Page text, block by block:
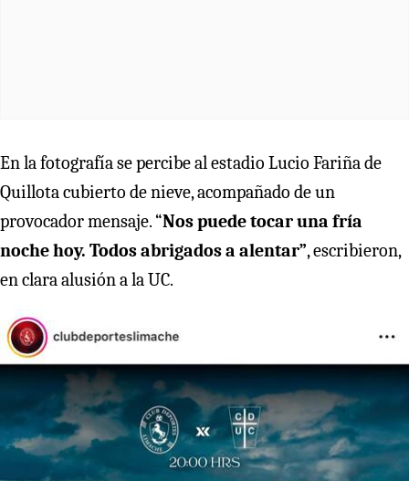
En la fotografía se percibe al estadio Lucio Fariña de
Quillota cubierto de nieve, acompañado de un
provocador mensaje. “Nos puede tocar una fría
noche hoy. Todos abrigados a alentar”, escribieron,
en clara alusión a la UC.